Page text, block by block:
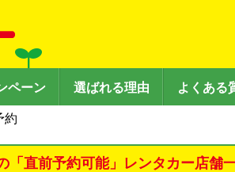
ペーン 選ばれる理由 よくある
約
「直前予約可能」レンタカー店舗